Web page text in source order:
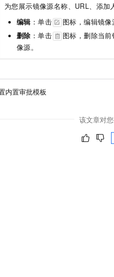
为您展示镜像源名称、URL、添加
编辑 ：单击
图标，编辑镜像
删除 ：单击 图标，删除当
像源。
内置审批模板
该文章对